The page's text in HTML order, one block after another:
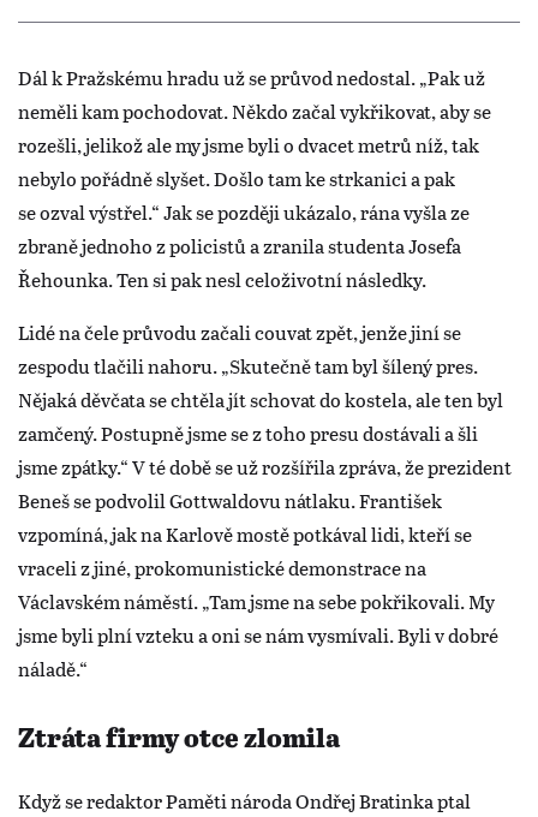
Dál k Pražskému hradu už se průvod nedostal. „Pak už
neměli kam pochodovat. Někdo začal vykřikovat, aby se
rozešli, jelikož ale my jsme byli o dvacet metrů níž, tak
nebylo pořádně slyšet. Došlo tam ke strkanici a pak
se ozval výstřel.“ Jak se později ukázalo, rána vyšla ze
zbraně jednoho z policistů a zranila studenta Josefa
Řehounka. Ten si pak nesl celoživotní následky.
Lidé na čele průvodu začali couvat zpět, jenže jiní se
zespodu tlačili nahoru. „Skutečně tam byl šílený pres.
Nějaká děvčata se chtěla jít schovat do kostela, ale ten byl
zamčený. Postupně jsme se z toho presu dostávali a šli
jsme zpátky.“ V té době se už rozšířila zpráva, že prezident
Beneš se podvolil Gottwaldovu nátlaku. František
vzpomíná, jak na Karlově mostě potkával lidi, kteří se
vraceli z jiné, prokomunistické demonstrace na
Václavském náměstí. „Tam jsme na sebe pokřikovali. My
jsme byli plní vzteku a oni se nám vysmívali. Byli v dobré
náladě.“
Ztráta firmy otce zlomila
Když se redaktor Paměti národa Ondřej Bratinka ptal